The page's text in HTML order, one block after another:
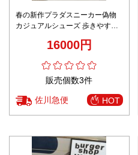
春の新作プラダスニーカー偽物
カジュアルシューズ 歩きやすい
16000円
販売個数3件
佐川急便 HOT